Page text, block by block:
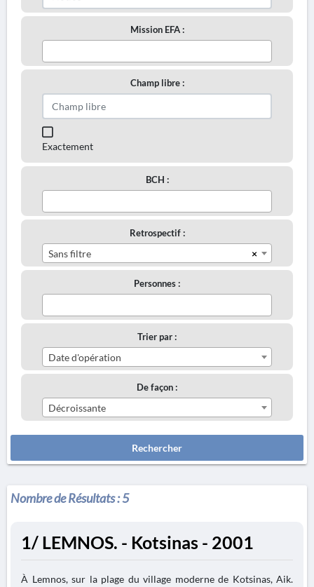
Mission EFA :
Champ libre :
Exactement
BCH :
Retrospectif :
×
Sans filtre
Personnes :
Trier par :
Date d'opération
De façon :
Décroissante
Rechercher
Nombre de Résultats :5
1/ LEMNOS. - Kotsinas - 2001
À Lemnos, sur la plage du village moderne de Kotsinas, Aik.